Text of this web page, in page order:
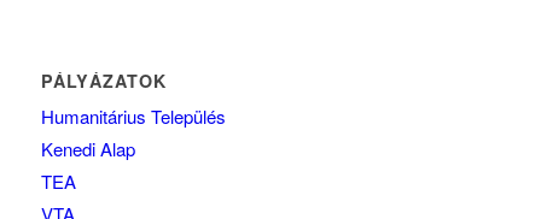
PÁLYÁZATOK
Humanitárius Település
Kenedi Alap
TEA
VTA